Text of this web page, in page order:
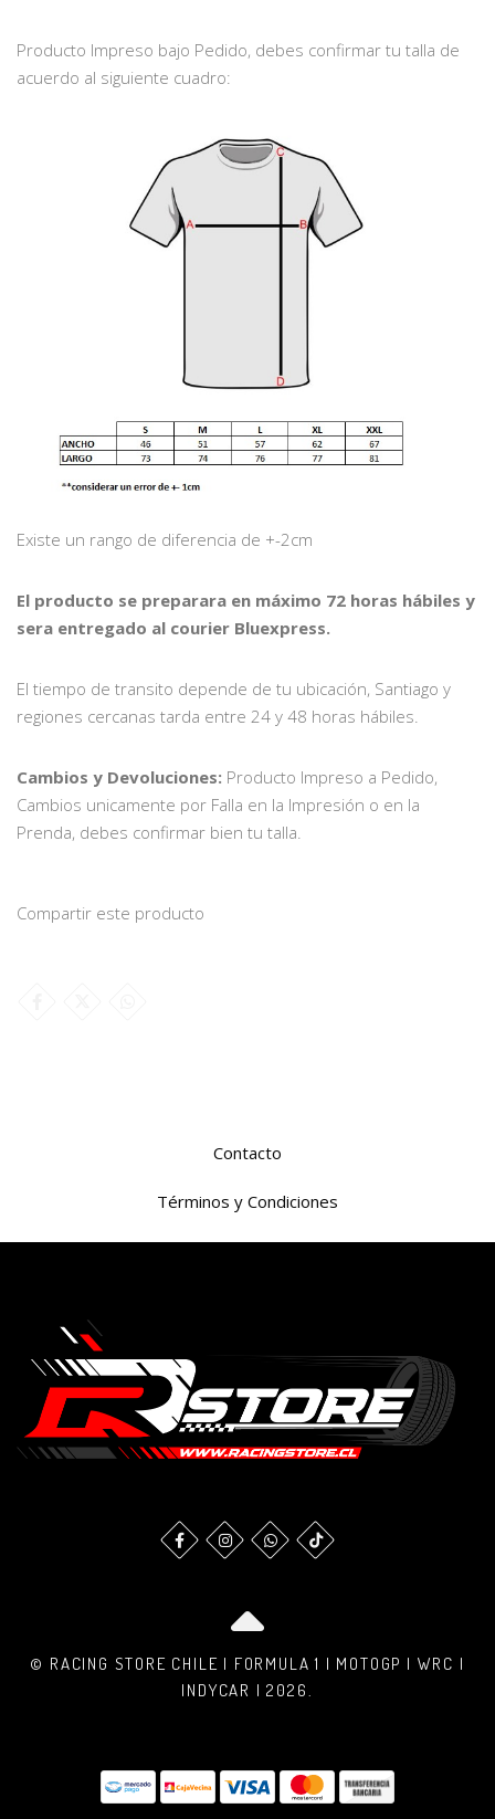
Producto Impreso bajo Pedido, debes confirmar tu talla de
acuerdo al siguiente cuadro:
Existe un rango de diferencia de +-2cm
El producto se preparara en máximo 72 horas hábiles y
sera entregado al courier Bluexpress.
El tiempo de transito depende de tu ubicación, Santiago y
regiones cercanas tarda entre 24 y 48 horas hábiles.
Cambios y Devoluciones: Producto Impreso a Pedido,
Cambios unicamente por Falla en la Impresión o en la
Prenda, debes confirmar bien tu talla.
Compartir este producto
Contacto
Términos y Condiciones
© RACING STORE CHILE | FORMULA 1 | MOTOGP | WRC |
INDYCAR | 2026.